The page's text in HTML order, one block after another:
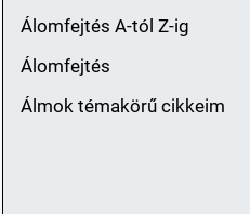
Álomfejtés A-tól Z-ig
Álomfejtés
Álmok témakörű cikkeim